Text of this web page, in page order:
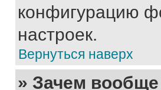
конфигурацию
настроек.
Вернуться наверх
» Зачем